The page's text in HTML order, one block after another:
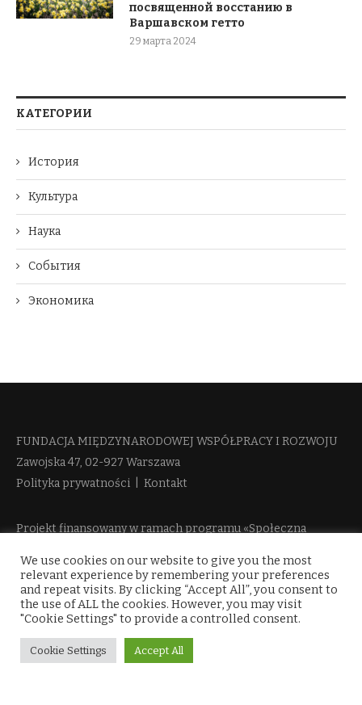
посвященной восстанию в
Варшавском гетто
29 марта 2024
КАТЕГОРИИ
История
Культура
Наука
События
Экономика
FUNDACJA MIĘDZYNARODOWEJ WSPÓŁPRACY I ROZWOJU​
Zawojska 47, 02-927 Warszawa
Polityka prywatności
Kontakt
Projekt finansowany w ramach programu «Społeczna
więcej informacji
We use cookies on our website to give you the most
relevant experience by remembering your preferences
and repeat visits. By clicking “Accept All”, you consent to
the use of ALL the cookies. However, you may visit
"Cookie Settings" to provide a controlled consent.
Cookie Settings Accept All